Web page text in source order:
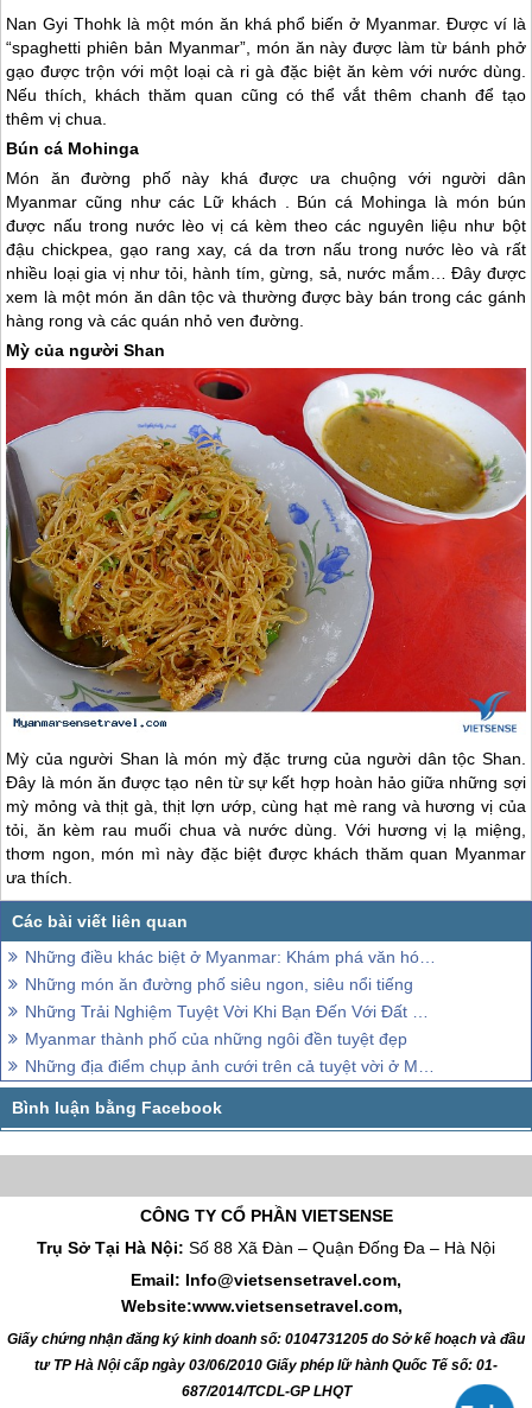
Nan Gyi Thohk là một món ăn khá phổ biến ở Myanmar. Được ví là
“spaghetti phiên bản Myanmar”, món ăn này được làm từ bánh phở
gạo được trộn với một loại cà ri gà đặc biệt ăn kèm với nước dùng.
Nếu thích, khách thăm quan cũng có thể vắt thêm chanh để tạo
thêm vị chua.
Bún cá Mohinga
Món ăn đường phố này khá được ưa chuộng với người dân
Myanmar cũng như các Lữ khách . Bún cá Mohinga là món bún
được nấu trong nước lèo vị cá kèm theo các nguyên liệu như bột
đậu chickpea, gạo rang xay, cá da trơn nấu trong nước lèo và rất
nhiều loại gia vị như tỏi, hành tím, gừng, sả, nước mắm… Đây được
xem là một món ăn dân tộc và thường được bày bán trong các gánh
hàng rong và các quán nhỏ ven đường.
Mỳ của người Shan
Mỳ của người Shan là món mỳ đặc trưng của người dân tộc Shan.
Đây là món ăn được tạo nên từ sự kết hợp hoàn hảo giữa những sợi
mỳ mỏng và thịt gà, thịt lợn ướp, cùng hạt mè rang và hương vị của
tỏi, ăn kèm rau muối chua và nước dùng. Với hương vị lạ miệng,
thơm ngon, món mì này đặc biệt được khách thăm quan Myanmar
ưa thích.
Những điều khác biệt ở Myanmar: Khám phá văn hóa độc đáo và thiên nhiên tuyệt vời
Những món ăn đường phố siêu ngon, siêu nổi tiếng
Những Trải Nghiệm Tuyệt Vời Khi Bạn Đến Với Đất Nước Myanmar
Myanmar thành phố của những ngôi đền tuyệt đẹp
Những địa điểm chụp ảnh cưới trên cả tuyệt vời ở Myanmar
CÔNG TY CỔ PHẦN VIETSENSE
Trụ Sở Tại Hà Nội: Số 88 Xã Đàn – Quận Đống Đa – Hà Nội
Email: Info@vietsensetravel.com,
Website:www.vietsensetravel.com,
Giấy chứng nhận đăng ký kinh doanh số: 0104731205 do Sở kế hoạch và đầu
tư TP Hà Nội cấp ngày 03/06/2010 Giấy phép lữ hành Quốc Tế số: 01-
687/2014/TCDL-GP LHQT